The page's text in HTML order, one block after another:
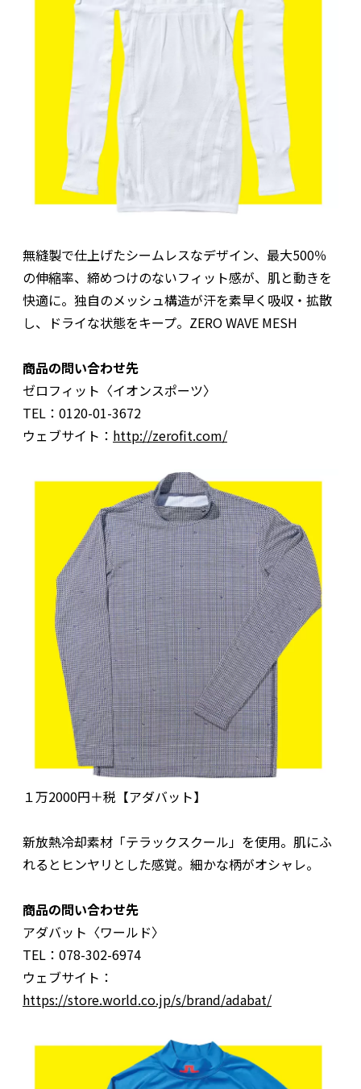
無縫製で仕上げたシームレスなデザイン、最大500％
の伸縮率、締めつけのないフィット感が、肌と動きを
快適に。独自のメッシュ構造が汗を素早く吸収・拡散
し、ドライな状態をキープ。ZERO WAVE MESH
商品の問い合わせ先
ゼロフィット〈イオンスポーツ〉
TEL：0120-01-3672
ウェブサイト： http://zerofit.com/
１万2000円＋税【アダバット】
新放熱冷却素材「テラックスクール」を使用。肌にふ
れるとヒンヤリとした感覚。細かな柄がオシャレ。
商品の問い合わせ先
アダバット〈ワールド〉
TEL：078-302-6974
ウェブサイト：
https://store.world.co.jp/s/brand/adabat/